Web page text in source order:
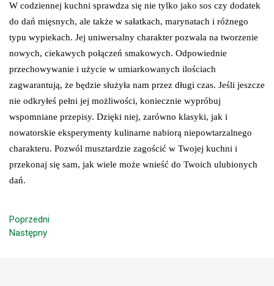
W codziennej kuchni sprawdza się nie tylko jako sos czy dodatek
do dań mięsnych, ale także w sałatkach, marynatach i różnego
typu wypiekach. Jej uniwersalny charakter pozwala na tworzenie
nowych, ciekawych połączeń smakowych. Odpowiednie
przechowywanie i użycie w umiarkowanych ilościach
zagwarantują, że będzie służyła nam przez długi czas. Jeśli jeszcze
nie odkryłeś pełni jej możliwości, koniecznie wypróbuj
wspomniane przepisy. Dzięki niej, zarówno klasyki, jak i
nowatorskie eksperymenty kulinarne nabiorą niepowtarzalnego
charakteru. Pozwól musztardzie zagościć w Twojej kuchni i
przekonaj się sam, jak wiele może wnieść do Twoich ulubionych
dań.
Poprzedni
Następny